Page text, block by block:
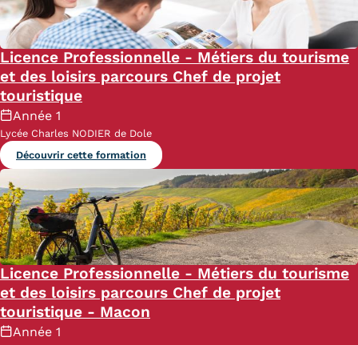
Licence Professionnelle - Métiers du tourisme
et des loisirs parcours Chef de projet
touristique
Année 1
Lycée Charles NODIER de Dole
Découvrir cette formation
Licence Professionnelle - Métiers du tourisme
et des loisirs parcours Chef de projet
touristique - Macon
Année 1